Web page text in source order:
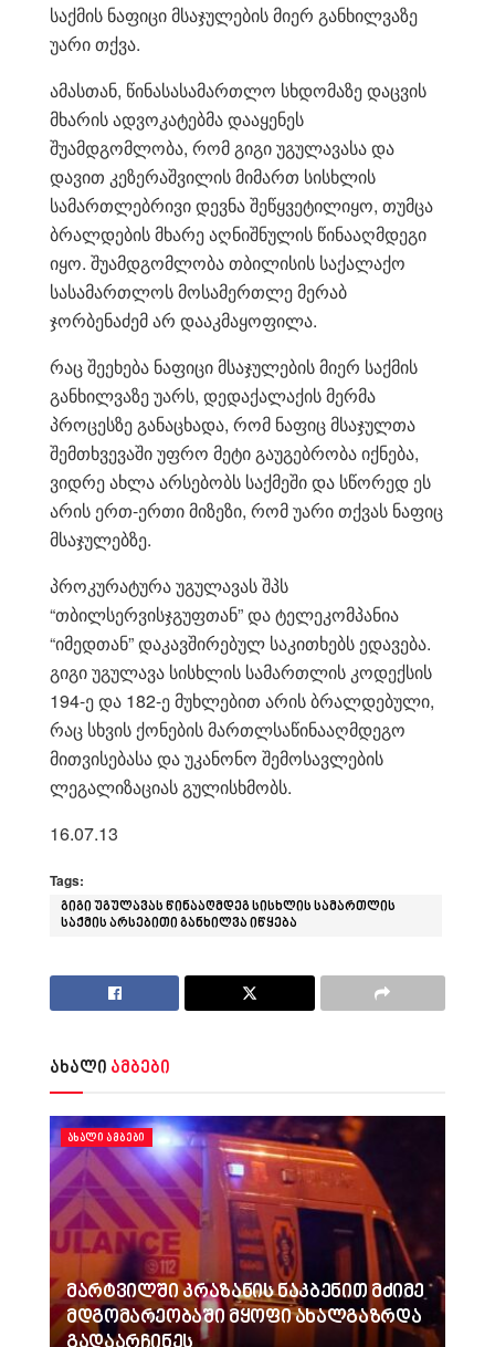
საქმის ნაფიცი მსაჯულების მიერ განხილვაზე
უარი თქვა.
ამასთან, წინასასამართლო სხდომაზე დაცვის
მხარის ადვოკატებმა დააყენეს
შუამდგომლობა, რომ გიგი უგულავასა და
დავით კეზერაშვილის მიმართ სისხლის
სამართლებრივი დევნა შეწყვეტილიყო, თუმცა
ბრალდების მხარე აღნიშნულის წინააღმდეგი
იყო. შუამდგომლობა თბილისის საქალაქო
სასამართლოს მოსამერთლე მერაბ
ჯორბენაძემ არ დააკმაყოფილა.
რაც შეეხება ნაფიცი მსაჯულების მიერ საქმის
განხილვაზე უარს, დედაქალაქის მერმა
პროცესზე განაცხადა, რომ ნაფიც მსაჯულთა
შემთხვევაში უფრო მეტი გაუგებრობა იქნება,
ვიდრე ახლა არსებობს საქმეში და სწორედ ეს
არის ერთ-ერთი მიზეზი, რომ უარი თქვას ნაფიც
მსაჯულებზე.
პროკურატურა უგულავას შპს
“თბილსერვისჯგუფთან” და ტელეკომპანია
“იმედთან” დაკავშირებულ საკითხებს ედავება.
გიგი უგულავა სისხლის სამართლის კოდექსის
194-ე და 182-ე მუხლებით არის ბრალდებული,
რაც სხვის ქონების მართლსაწინააღმდეგო
მითვისებასა და უკანონო შემოსავლების
ლეგალიზაციას გულისხმობს.
16.07.13
Tags:
გიგი უგულავას წინააღმდეგ სისხლის სამართლის
საქმის არსებითი განხილვა იწყება
ახალი ამბები
ᲐᲮᲐᲚᲘ ᲐᲛᲑᲔᲑᲘ
მარტვილში კრაზანის ნაკბენით მძიმე
მდგომარეობაში მყოფი ახალგაზრდა